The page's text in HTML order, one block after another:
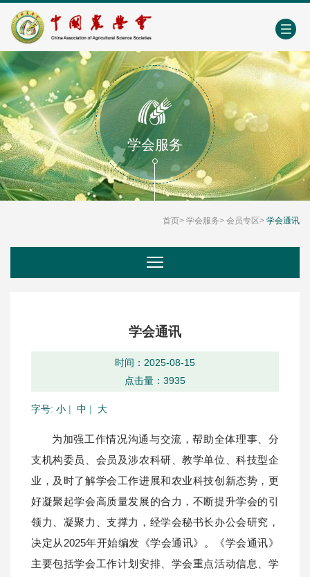
中国农业农村人才网 中心学会门户网
学会服务
首页> 学会服务> 会员专区> 学会通讯
学会通讯
时间：2025-08-15
点击量： 3935
字号: 小 | 中 | 大
为加强工作情况沟通与交流，帮助全体理事、分
支机构委员、会员及涉农科研、教学单位、科技型企
业，及时了解学会工作进展和农业科技创新态势，更
好凝聚起学会高质量发展的合力，不断提升学会的引
领力、凝聚力、支撑力，经学会秘书长办公会研究，
决定从2025年开始编发《学会通讯》。《学会通讯》
主要包括学会工作计划安排、学会重点活动信息、学